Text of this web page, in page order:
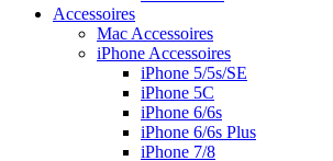
Accessoires
Mac Accessoires
iPhone Accessoires
iPhone 5/5s/SE
iPhone 5C
iPhone 6/6s
iPhone 6/6s Plus
iPhone 7/8